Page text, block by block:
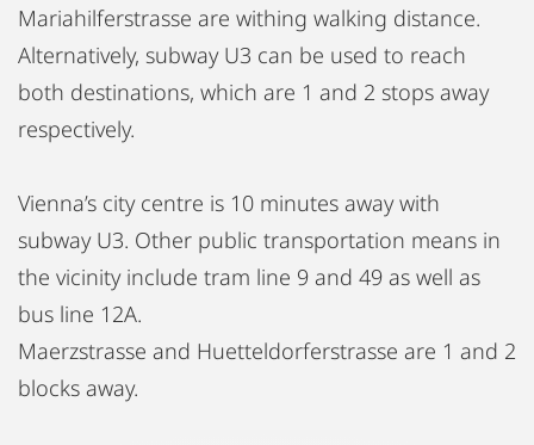
Mariahilferstrasse are withing walking distance.
Alternatively, subway U3 can be used to reach
both destinations, which are 1 and 2 stops away
respectively.
Vienna’s city centre is 10 minutes away with
subway U3. Other public transportation means in
the vicinity include tram line 9 and 49 as well as
bus line 12A.
Maerzstrasse and Huetteldorferstrasse are 1 and 2
blocks away.